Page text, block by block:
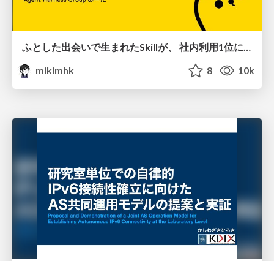
ふとした出会いで生まれたSkillが、 社内利用1位になるまで
mikimhk
8 10k